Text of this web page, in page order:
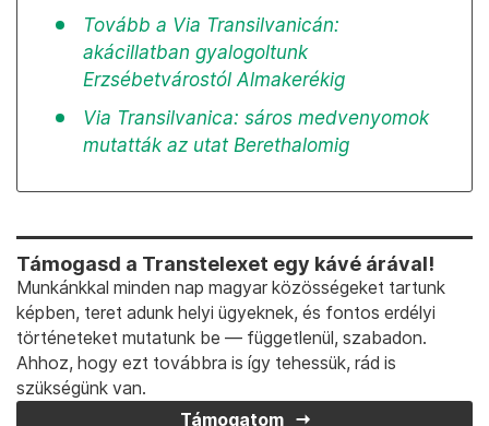
Tovább a Via Transilvanicán:
akácillatban gyalogoltunk
Erzsébetvárostól Almakerékig
Via Transilvanica: sáros medvenyomok
mutatták az utat Berethalomig
Támogasd a Transtelexet egy kávé árával!
Munkánkkal minden nap magyar közösségeket tartunk
képben, teret adunk helyi ügyeknek, és fontos erdélyi
történeteket mutatunk be — függetlenül, szabadon.
Ahhoz, hogy ezt továbbra is így tehessük, rád is
szükségünk van.
Támogatom